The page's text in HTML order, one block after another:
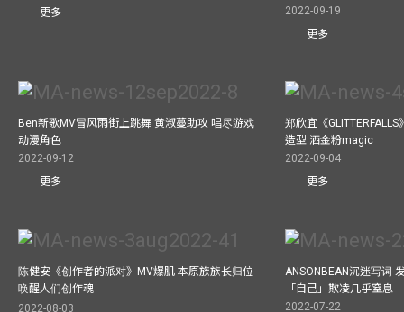
更多
2022-09-19
更多
Ben新歌MV冒风雨街上跳舞 黄淑蔓助攻 唱尽游戏
动漫角色
2022-09-12
更多
郑欣宜《
造型 洒金粉magic
2022-09-04
更多
陈健安《创作者的派对》MV爆肌 本原族族长归位
唤醒人们创作魂
2022-08-03
ANSONBEAN沉迷写词
「自己」欺凌几乎窒息
2022-07-22